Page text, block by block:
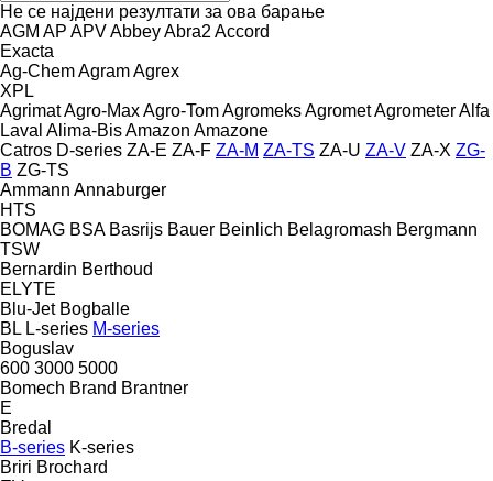
Не се најдени резултати за ова барање
AGM AP APVAbbeyAbra2 Accord
Exacta
Ag-ChemAgramAgrex
XPL
AgrimatAgro-MaxAgro-TomAgromeksAgrometAgrometerAlfa
Laval Alima-BisAmazon Amazone
Catros D-series ZA-E ZA-F ZA-M ZA-TS ZA-U ZA-V ZA-X ZG-
B ZG-TS
Ammann Annaburger
HTS
BOMAG BSA Basrijs Bauer Beinlich Belagromash Bergmann
TSW
Bernardin Berthoud
ELYTE
Blu-Jet Bogballe
BL L-series M-series
Boguslav
600 3000 5000
Bomech Brand Brantner
E
Bredal
B-series K-series
Briri Brochard